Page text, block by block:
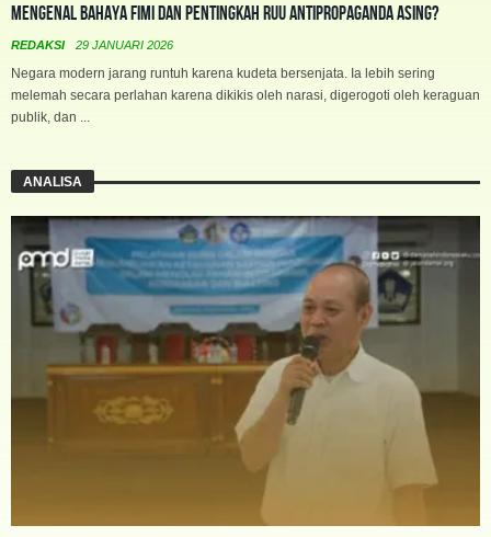
Mengenal Bahaya FIMI dan Pentingkah RUU Antipropaganda Asing?
REDAKSI 29 JANUARI 2026
Negara modern jarang runtuh karena kudeta bersenjata. Ia lebih sering
melemah secara perlahan karena dikikis oleh narasi, digerogoti oleh keraguan
publik, dan ...
ANALISA